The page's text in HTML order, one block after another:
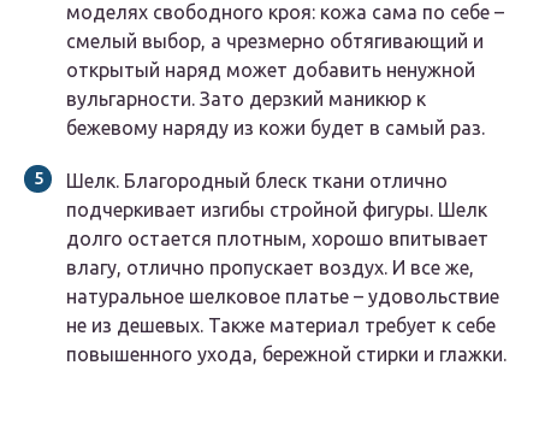
моделях свободного кроя: кожа сама по себе –
смелый выбор, а чрезмерно обтягивающий и
открытый наряд может добавить ненужной
вульгарности. Зато дерзкий маникюр к
бежевому наряду из кожи будет в самый раз.
Шелк. Благородный блеск ткани отлично
подчеркивает изгибы стройной фигуры. Шелк
долго остается плотным, хорошо впитывает
влагу, отлично пропускает воздух. И все же,
натуральное шелковое платье – удовольствие
не из дешевых. Также материал требует к себе
повышенного ухода, бережной стирки и глажки.